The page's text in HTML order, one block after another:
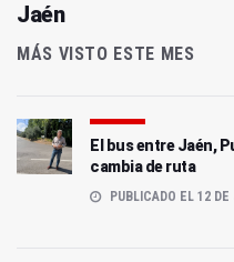
Jaén
MÁS VISTO ESTE MES
El bus entre Jaén,
cambia de ruta
PUBLICADO EL 12